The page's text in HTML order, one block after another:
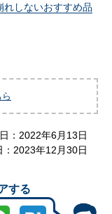
れしないおすすめ品
ら
： 2022年6月13日
2023年12月30日
シェアする